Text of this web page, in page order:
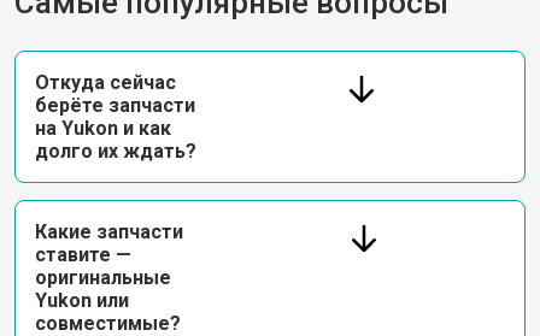
Откуда сейчас
берёте запчасти
на Yukon и как
долго их ждать?
Какие запчасти
ставите —
оригинальные
Yukon или
совместимые?